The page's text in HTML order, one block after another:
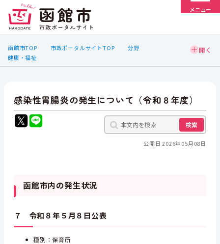
メニュー
函館市TOP 市政ポータルサイトTOP
分野
健康・福祉
感染性胃腸炎の発生について（令和８年度）
検索
公開日 2026年05月08日
函館市内の発生状況
７ 令和８年５月８日公表
種別：保育所